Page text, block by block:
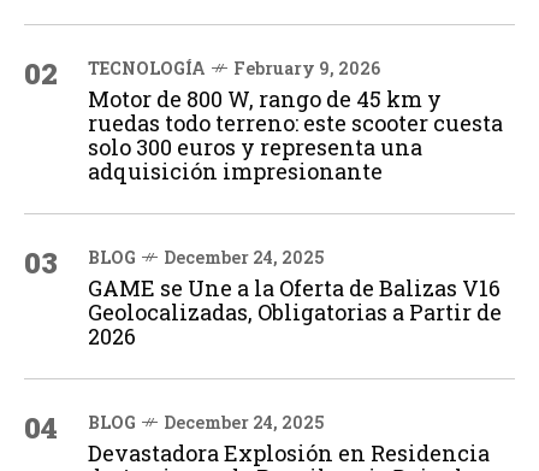
02 TECNOLOGÍA February 9, 2026
Motor de 800 W, rango de 45 km y
ruedas todo terreno: este scooter cuesta
solo 300 euros y representa una
adquisición impresionante
03 BLOG December 24, 2025
GAME se Une a la Oferta de Balizas V16
Geolocalizadas, Obligatorias a Partir de
2026
04 BLOG December 24, 2025
Devastadora Explosión en Residencia